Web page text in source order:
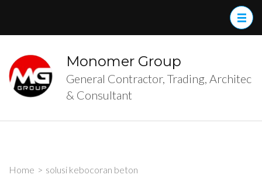
(Press
Enter)
Monomer Group
General Contractor, Trading, Architec
& Consultant
Home > solusi kebocoran beton